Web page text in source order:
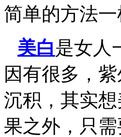
简单的方法
美白是女人
因有很多，
沉积，其实
果之外，只